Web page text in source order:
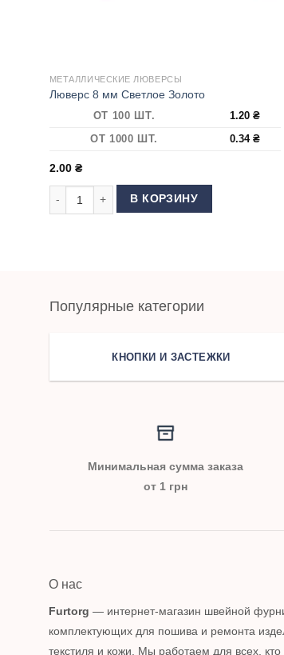
МЕТАЛЛИЧЕСКИЕ ЛЮВЕРСЫ
Люверс 8 мм Светлое Золото
ОТ 100 ШТ. 1.20₴
ОТ 1000 ШТ.
0.34₴
2.00 ₴
Количество товара Люверс 8 мм Светлое
В КОРЗИНУ
Популярные категории
КНОПКИ И ЗАСТЕЖКИ
Минимальная сумма заказа
от 1 грн
О нас
Furtorg — интернет-магазин швейной
комплектующих для пошива и ремонта
текстиля и кожи. Мы работаем для всех, кто